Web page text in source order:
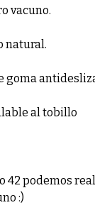
vacuno.
natural.
goma
al tobillo
42 podemos
:)